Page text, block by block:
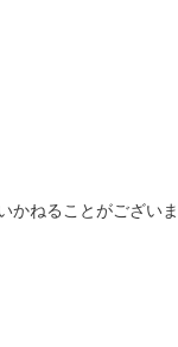
かねることがございま